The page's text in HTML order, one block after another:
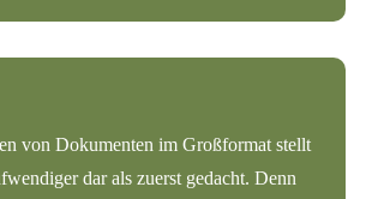
von Dokumenten im Großformat stellt
dar als zuerst gedacht. Denn